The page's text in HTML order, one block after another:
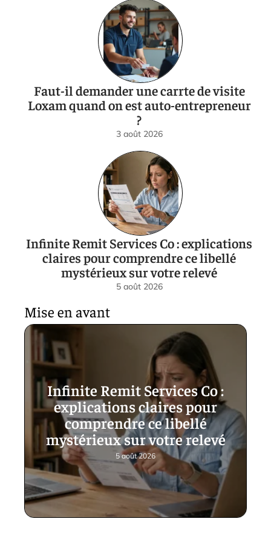
Faut-il demander une carrte de visite
Loxam quand on est auto-entrepreneur
?
3 août 2026
Infinite Remit Services Co : explications
claires pour comprendre ce libellé
mystérieux sur votre relevé
5 août 2026
Mise en avant
Infinite Remit Services Co :
explications claires pour
comprendre ce libellé
mystérieux sur votre relevé
5 août 2026